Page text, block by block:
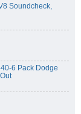
Soundcheck,
6 Pack Dodge